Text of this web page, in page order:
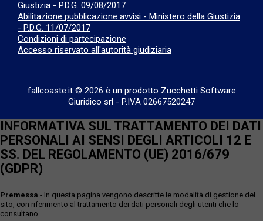
Giustizia - P.D.G. 09/08/2017
Abilitazione pubblicazione avvisi - Ministero della Giustizia
- P.D.G. 11/07/2017
Condizioni di partecipazione
Accesso riservato all'autorità giudiziaria
fallcoaste.it © 2026 è un prodotto Zucchetti Software
Giuridico srl - P.IVA 02667520247
INFORMATIVA SUL TRATTAMENTO DEI DATI
PERSONALI AI SENSI DEGLI ARTICOLI 12 E
SS. DEL REGOLAMENTO (UE) 2016/679
(GDPR)
Premessa - In questa pagina vengono descritte le modalità di gestione del
sito, con riferimento al trattamento dei dati personali degli utenti che lo
consultano.